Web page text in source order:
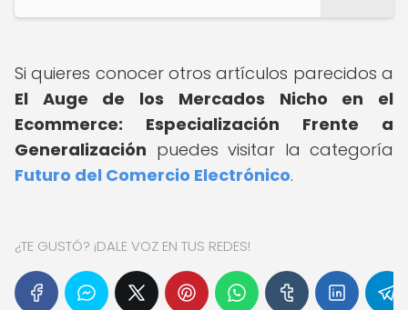
Si quieres conocer otros artículos parecidos a
El Auge de los Mercados Nicho en el
Ecommerce: Especialización Frente a
Generalización puedes visitar la categoría
Futuro del Comercio Electrónico.
¿TE GUSTÓ? ¡DALE VOZ EN TUS REDES!